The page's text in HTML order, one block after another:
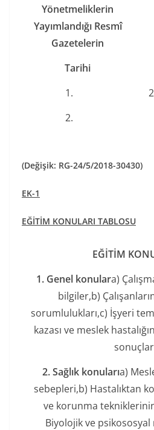
Yönetmeliklerin
Yayımlandığı Resmî
Gazetelerin
Tarihi
1.
2.
(Değişik: RG-24/5/2018-30430)
EK-1
EĞİTİM KONULARI TABLOSU
EĞİTİM
1. Genel konulara)
bilgiler,b)
sorumlulukları,c) İşyeri
kazası ve meslek
2. Sağlık konularıa)
sebepleri,b) Hastalıktan
ve korunma
Biyolojik ve